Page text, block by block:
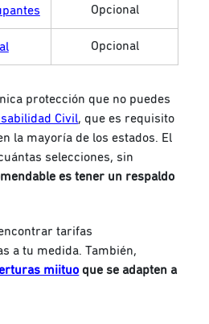
Opcional
Opcional
protección que no puedes
Civil, que es requisito
la mayoría de los estados. El
selecciones, sin
es tener un respaldo
tarifas
a tu medida. También,
miituo que se adapten a